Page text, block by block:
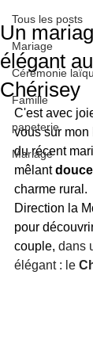
Tous les posts
Mariage
Cérémonie
Famille
papeterie
Mariage
Un
élégant
Chérisey
C'est avec
vous sur
du récent
mêlant
charme rural.
Direction la
pour
couple, dans
élégant : le